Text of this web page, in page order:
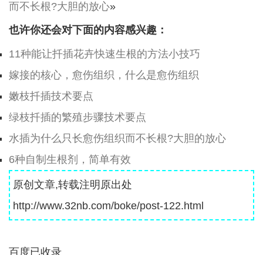
而不长根?大胆的放心»
也许你还会对下面的内容感兴趣：
11种能让扦插花卉快速生根的方法小技巧
嫁接的核心，愈伤组织，什么是愈伤组织
嫩枝扦插技术要点
绿枝扦插的繁殖步骤技术要点
水插为什么只长愈伤组织而不长根?大胆的放心
6种自制生根剂，简单有效
原创文章,转载注明原出处
http://www.32nb.com/boke/post-122.html
百度已收录